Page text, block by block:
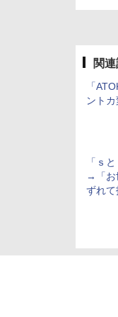
関
「
ント
「ｓ
→「お
ずれて